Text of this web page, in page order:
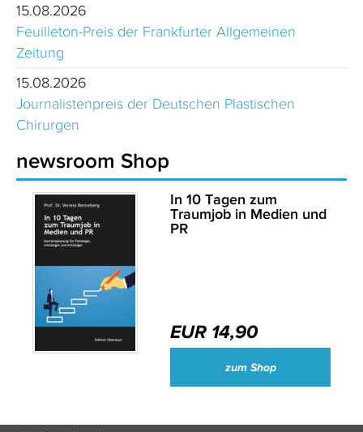
15.08.2026
Feuilleton-Preis der Frankfurter Allgemeinen
Zeitung
15.08.2026
Journalistenpreis der Deutschen Plastischen
Chirurgen
newsroom Shop
In 10 Tagen zum
Traumjob in Medien und
PR
EUR 14,90
zum Shop